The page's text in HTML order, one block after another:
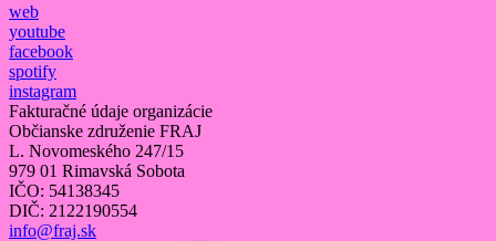
web
youtube
facebook
spotify
instagram
Fakturačné údaje organizácie
Občianske združenie FRAJ
L. Novomeského 247/15
979 01 Rimavská Sobota
IČO: 54138345
DIČ: 2122190554
info@fraj.sk